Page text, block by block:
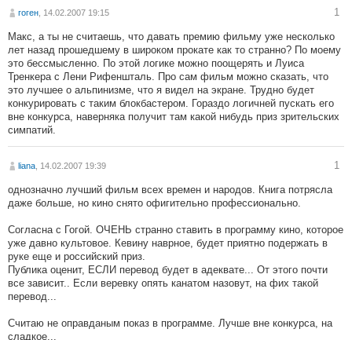
гоген , 14.02.2007 19:15 1
Макс, а ты не считаешь, что давать премию фильму уже несколько
лет назад прошедшему в широком прокате как то странно? По моему
это бессмысленно. По этой логике можно поощерять и Луиса
Тренкера с Лени Рифеншталь. Про сам фильм можно сказать, что
это лучшее о альпинизме, что я видел на экране. Трудно будет
конкурировать с таким блокбастером. Гораздо логичней пускать его
вне конкурса, наверняка получит там какой нибудь приз зрительских
симпатий.
liana , 14.02.2007 19:39 1
однозначно лучший фильм всех времен и народов. Книга потрясла
даже больше, но кино снято офигительно профессионально.
Согласна с Гогой. ОЧЕНЬ странно ставить в программу кино, которое
уже давно культовое. Кевину наврное, будет приятно подержать в
руке еще и российский приз.
Публика оценит, ЕСЛИ перевод будет в адеквате... От этого почти
все зависит.. Если веревку опять канатом назовут, на фих такой
перевод...
Считаю не оправданым показ в программе. Лучше вне конкурса, на
сладкое...